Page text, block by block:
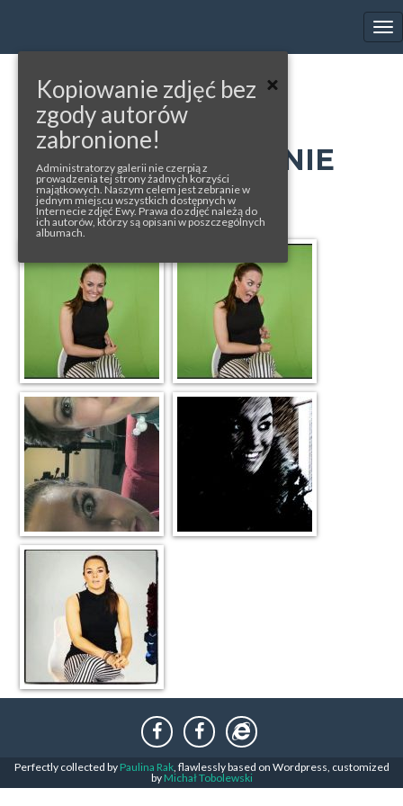
« back to album
VIVA KOLEJNO
ODLICZ - NAGRANIE
photos from: Viva & Ewa facebooks
Perfectly collected by Paulina Rak, flawlessly based on Wordpress, customized
by Michał Tobolewski
Kopiowanie zdjęć bez
zgody autorów
zabronione!
Administratorzy galerii nie czerpią z
prowadzenia tej strony żadnych korzyści
majątkowych. Naszym celem jest zebranie w
jednym miejscu wszystkich dostępnych w
Internecie zdjęć Ewy. Prawa do zdjęć należą do
ich autorów, którzy są opisani w poszczególnych
albumach.